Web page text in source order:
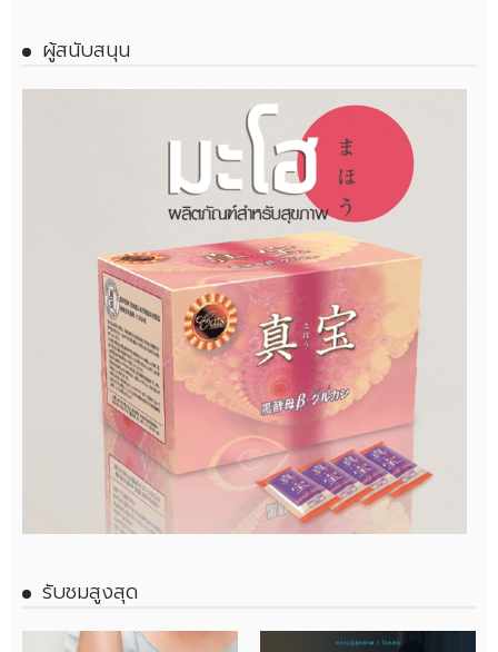
ผู้สนับสนุน
รับชมสูงสุด